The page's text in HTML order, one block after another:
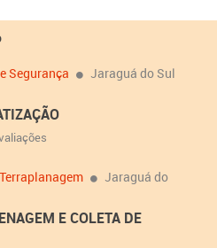
Segurança
Jaraguá do Sul
Terraplanagem
Jaraguá do
E COLETA DE